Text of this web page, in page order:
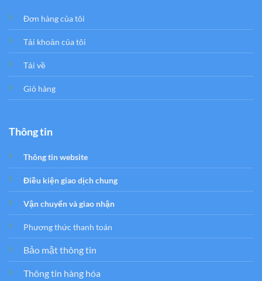
Đơn hàng của tôi
Tải khoản của tôi
Tải về
Giỏ hàng
Thông tin
Thông tin website
Điều kiện giao dịch chung
Vận chuyển và giao nhận
Phương thức thanh toán
Bảo mật thông tin
Thông tin hàng hóa